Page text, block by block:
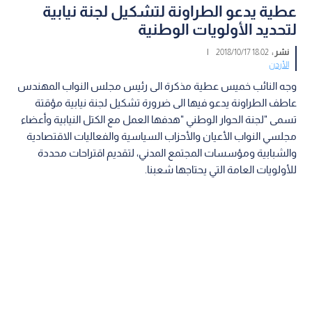
عطية يدعو الطراونة لتشكيل لجنة نيابية
لتحديد الأولويات الوطنية
نشر :18:02 2018/10/17
|
الأردن
وجه النائب خميس عطية مذكرة الى رئيس مجلس النواب المهندس
عاطف الطراونة يدعو فيها الى ضرورة تشكيل لجنة نيابية مؤقتة
تسمى "لجنة الحوار الوطني "هدفها العمل مع الكتل النيابية وأعضاء
مجلسي النواب الأعيان والأحزاب السياسية والفعاليات الاقتصادية
والشبابية ومؤسسات المجتمع المدني، لتقديم اقتراحات محددة
للأولويات العامة التي يحتاجها شعبنا.